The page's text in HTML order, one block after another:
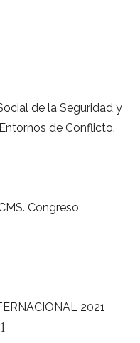
de la Seguridad y
de Conflicto.
Congreso
2021